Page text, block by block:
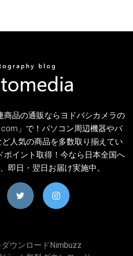
商品の通販ならヨドバシカメラの
」で！パソコン周辺機器やパ
人気の商品を多数取り揃えてい
ポイント取得！今なら日本全国へ
即日・翌日お届け実施中。
ダウンロードnimbuzz